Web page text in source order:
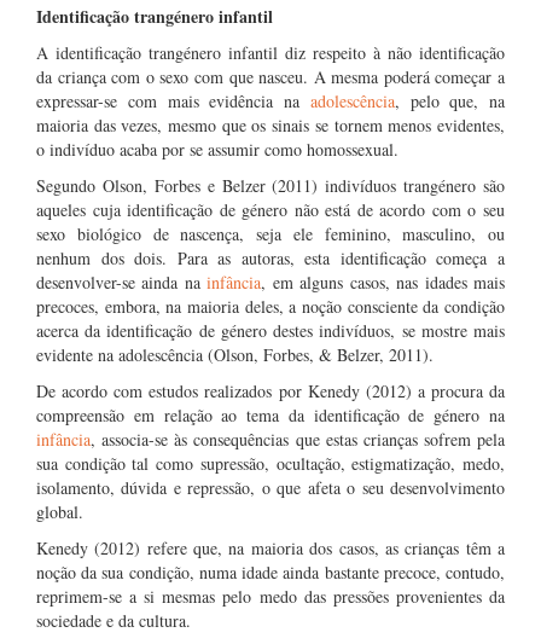
Identificação trangénero infantil
A identificação trangénero infantil diz respeito à não identificação
da criança com o sexo com que nasceu. A mesma poderá começar a
expressar-se com mais evidência na adolescência, pelo que, na
maioria das vezes, mesmo que os sinais se tornem menos evidentes,
o indivíduo acaba por se assumir como homossexual.
Segundo Olson, Forbes e Belzer (2011) indivíduos trangénero são
aqueles cuja identificação de género não está de acordo com o seu
sexo biológico de nascença, seja ele feminino, masculino, ou
nenhum dos dois. Para as autoras, esta identificação começa a
desenvolver-se ainda nainfância, em alguns casos, nas idades mais
precoces, embora, na maioria deles, a noção consciente da condição
acerca da identificação de género destes indivíduos, se mostre mais
evidente na adolescência (Olson, Forbes, & Belzer, 2011).
De acordo com estudos realizados por Kenedy (2012) a procura da
compreensão em relação ao tema da identificação de género na
infância, associa-se às consequências que estas crianças sofrem pela
sua condição tal como supressão, ocultação, estigmatização, medo,
isolamento, dúvida e repressão, o que afeta o seu desenvolvimento
global.
Kenedy (2012) refere que, na maioria dos casos, as crianças têm a
noção da sua condição, numa idade ainda bastante precoce, contudo,
reprimem-se a si mesmas pelo medo das pressões provenientes da
sociedade e da cultura.